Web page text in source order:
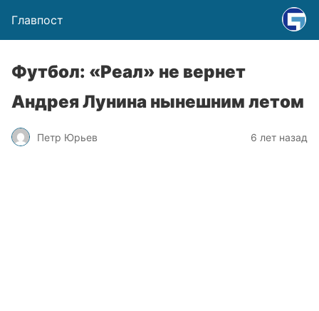
Главпост
Футбол: «Реал» не вернет
Андрея Лунина нынешним летом
Петр Юрьев 6 лет назад